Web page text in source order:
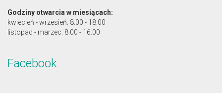
Godziny otwarcia w miesiącach:
kwiecień - wrzesień: 8:00 - 18:00
listopad - marzec: 8:00 - 16:00
Facebook